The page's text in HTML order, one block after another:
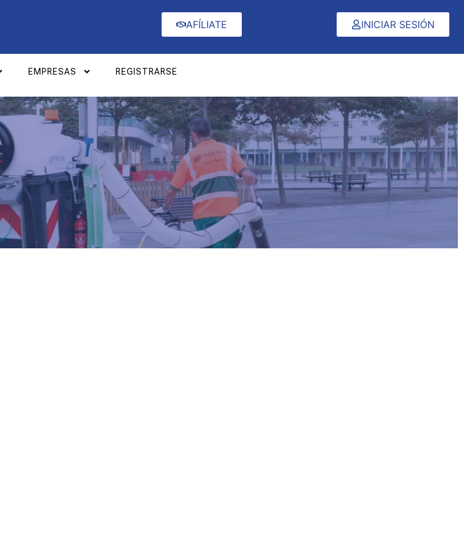
AFÍLIATE INICIAR SESIÓN
EMPRESAS REGISTRARSE